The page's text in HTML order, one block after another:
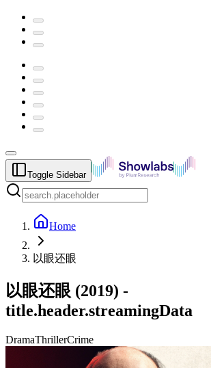
Toggle Sidebar
Home
以眼还眼
以眼还眼 (2019) -
title.header.streamingData
DramaThrillerCrime